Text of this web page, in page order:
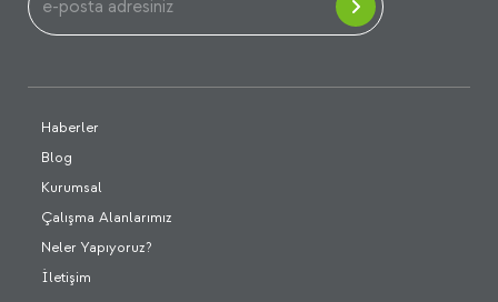
Haberler
Blog
Kurumsal
Çalışma Alanlarımız
Neler Yapıyoruz?
İletişim